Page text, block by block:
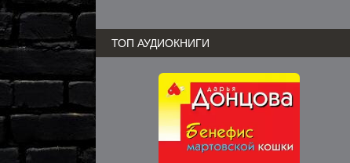
ТОП АУДИОКНИГИ